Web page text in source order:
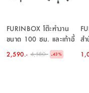
FURINBOX โต๊ะทำงาน
ขนาด 100 ซม. และเก้าอี้
สำนักงาน รุ่นโทโม
เอะ+ดาร์บี้ - สีวอลนัท/ดำ
2,590.- 4,580.- -43%
ส